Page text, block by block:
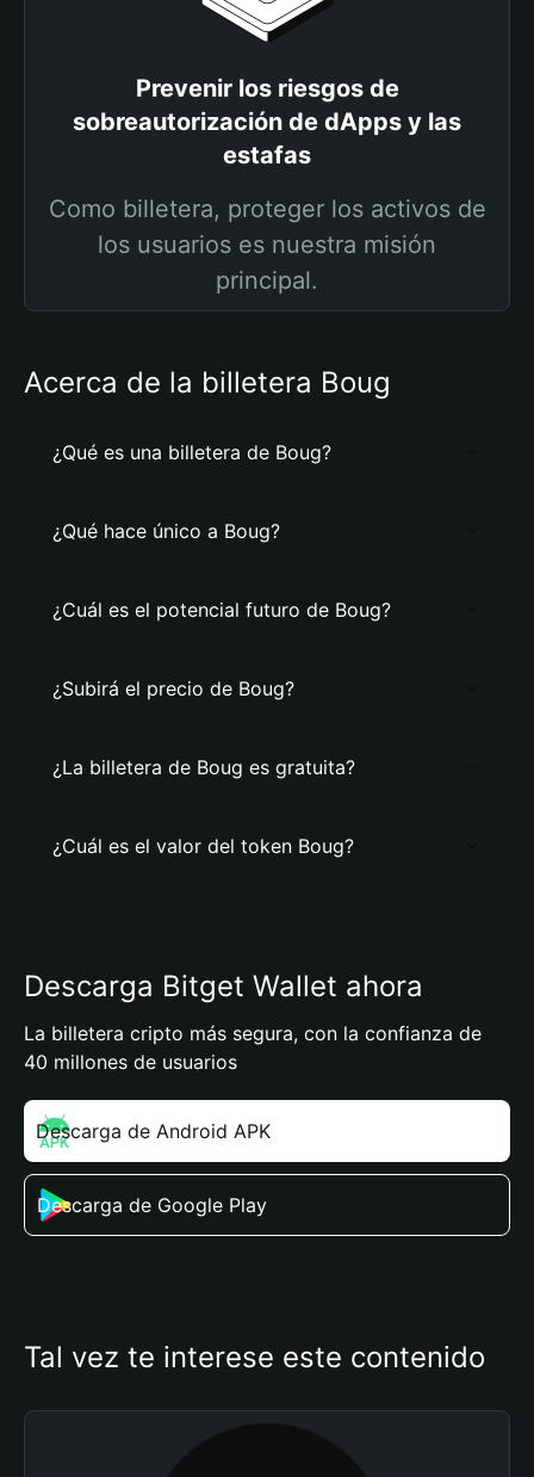
Prevenir los riesgos de
sobreautorización de dApps y las
estafas
Como billetera, proteger los activos de
los usuarios es nuestra misión
principal.
Acerca de la billetera Boug
¿Qué es una billetera de Boug?
¿Qué hace único a Boug?
¿Cuál es el potencial futuro de Boug?
¿Subirá el precio de Boug?
¿La billetera de Boug es gratuita?
¿Cuál es el valor del token Boug?
Descarga Bitget Wallet ahora
La billetera cripto más segura, con la confianza de
40 millones de usuarios
Descarga de Android APK
Descarga de Google Play
Tal vez te interese este contenido